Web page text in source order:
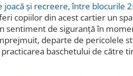
joacă și recreere, între blocurile
copiilor din acest cartier un
sentiment de siguranță în
departe de pericolele
baschetului de către